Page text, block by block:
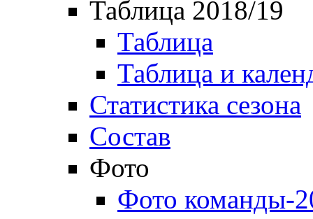
Таблица 2018/19
Таблица
Таблица и
Статистика сезона
Состав
Фото
Фото команды-